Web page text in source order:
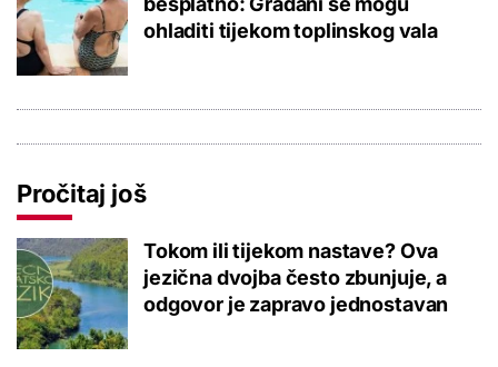
ohladiti tijekom toplinskog vala
Pročitaj još
Tokom ili tijekom nastave? Ova
jezična dvojba često zbunjuje, a
odgovor je zapravo jednostavan